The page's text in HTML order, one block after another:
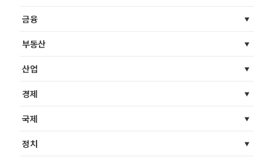
금융
부동산
산업
경제
국제
정치